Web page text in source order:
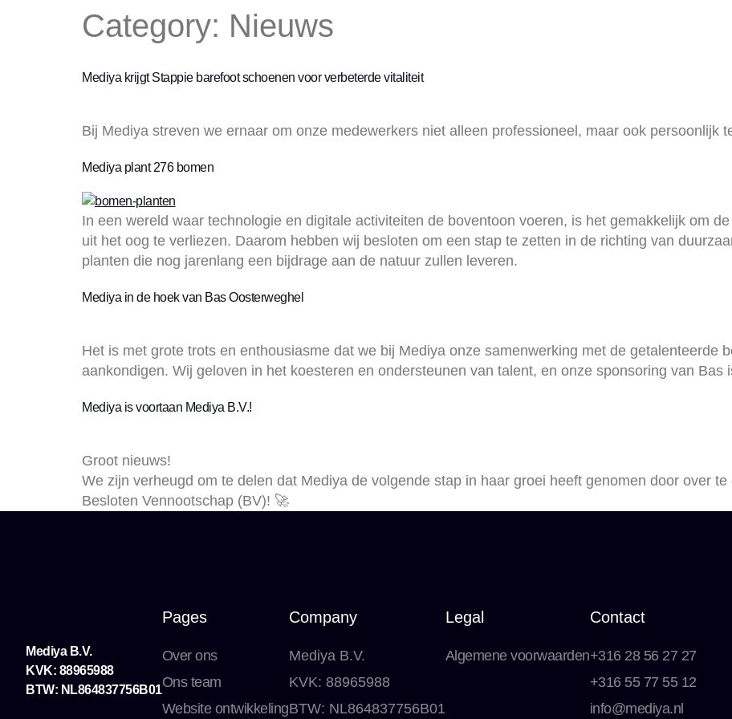
Category: Nieuws
Mediya krijgt Stappie barefoot schoenen voor verbeterde vitaliteit
Bij Mediya streven we ernaar om onze medewerkers niet alleen professioneel, maar ook persoonlijk
Mediya plant 276 bomen
In een wereld waar technologie en digitale activiteiten de boventoon voeren, is het gemakkelijk om
uit het oog te verliezen. Daarom hebben wij besloten om een stap te zetten in de richting van
planten die nog jarenlang een bijdrage aan de natuur zullen leveren.
Mediya in de hoek van Bas Oosterweghel
Het is met grote trots en enthousiasme dat we bij Mediya onze samenwerking met de getalenteerde
aankondigen. Wij geloven in het koesteren en ondersteunen van talent, en onze sponsoring van Bas
Mediya is voortaan Mediya B.V.!
Groot nieuws!
We zijn verheugd om te delen dat Mediya de volgende stap in haar groei heeft genomen door over
Besloten Vennootschap (BV)! 🚀
Mediya B.V.
KVK: 88965988
BTW: NL864837756B01
Pages
Over ons
Ons team
Website ontwikkeling
Company
Mediya B.V.
KVK: 88965988
BTW: NL864837756B01
Legal
Algemene voorwaarden
Contact
+316 28 56 27 27
+316 55 77 55 12
info@mediya.nl